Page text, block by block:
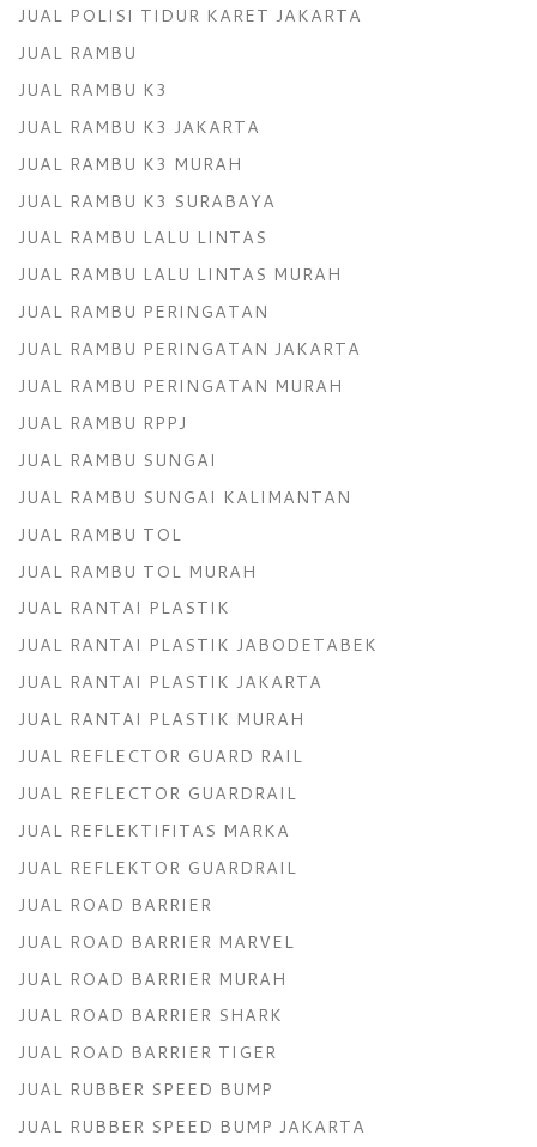
JUAL POLISI TIDUR KARET JAKARTA
JUAL RAMBU
JUAL RAMBU K3
JUAL RAMBU K3 JAKARTA
JUAL RAMBU K3 MURAH
JUAL RAMBU K3 SURABAYA
JUAL RAMBU LALU LINTAS
JUAL RAMBU LALU LINTAS MURAH
JUAL RAMBU PERINGATAN
JUAL RAMBU PERINGATAN JAKARTA
JUAL RAMBU PERINGATAN MURAH
JUAL RAMBU RPPJ
JUAL RAMBU SUNGAI
JUAL RAMBU SUNGAI KALIMANTAN
JUAL RAMBU TOL
JUAL RAMBU TOL MURAH
JUAL RANTAI PLASTIK
JUAL RANTAI PLASTIK JABODETABEK
JUAL RANTAI PLASTIK JAKARTA
JUAL RANTAI PLASTIK MURAH
JUAL REFLECTOR GUARD RAIL
JUAL REFLECTOR GUARDRAIL
JUAL REFLEKTIFITAS MARKA
JUAL REFLEKTOR GUARDRAIL
JUAL ROAD BARRIER
JUAL ROAD BARRIER MARVEL
JUAL ROAD BARRIER MURAH
JUAL ROAD BARRIER SHARK
JUAL ROAD BARRIER TIGER
JUAL RUBBER SPEED BUMP
JUAL RUBBER SPEED BUMP JAKARTA